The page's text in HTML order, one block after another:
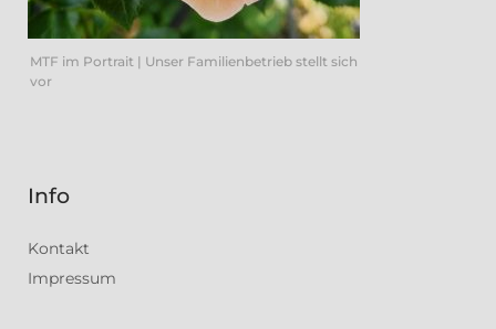
MTF im Portrait | Unser Familienbetrieb stellt sich
vor
Info
Kontakt
Impressum